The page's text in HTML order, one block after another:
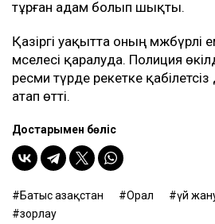
тұрған адам болып шықты.
Қазіргі уақытта оның мәжбүрлі
мәселесі қаралуда. Полиция
ресми түрде әрекетке
атап өтті.
Достарыңмен бөліс
Батыс Қазақстан Орал үй
зорлау